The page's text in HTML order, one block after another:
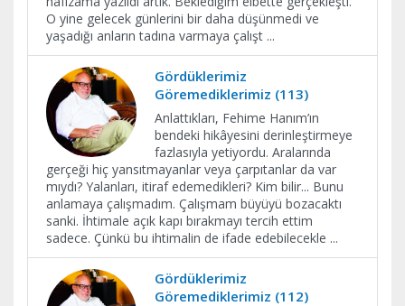
O yine gelecek günlerini bir daha düşünmedi ve
yaşadığı anların tadına varmaya çalışt ...
Gördüklerimiz
Göremediklerimiz (113)
Anlattıkları, Fehime Hanım’ın
bendeki hikâyesini derinleştirmeye
fazlasıyla yetiyordu. Aralarında
gerçeği hiç yansıtmayanlar veya çarpıtanlar da var
mıydı? Yalanları, itiraf edemedikleri? Kim bilir... Bunu
anlamaya çalışmadım. Çalışmam büyüyü bozacaktı
sanki. İhtimale açık kapı bırakmayı tercih ettim
sadece. Çünkü bu ihtimalin de ifade edebilecekle ...
Gördüklerimiz
Göremediklerimiz (112)